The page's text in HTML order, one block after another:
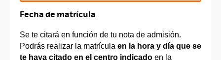
Fecha de matrícula
Se te citará en función de tu nota de admisión.
Podrás realizar la matrícula en la hora y día que se
te haya citado en el centro indicado en la